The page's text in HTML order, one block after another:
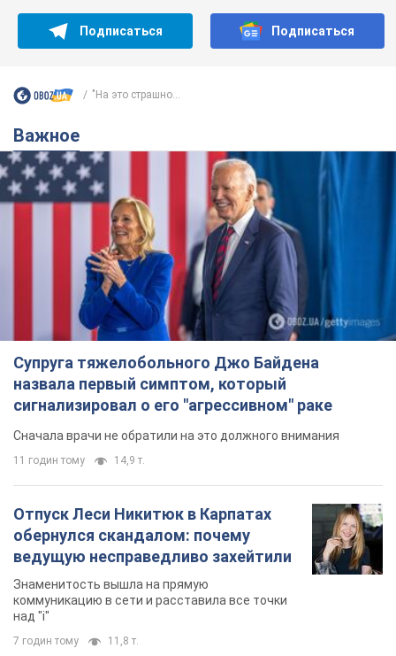
Супруга тяжелобольного Джо Байдена
назвала первый симптом, который
сигнализировал о его "агрессивном" раке
Сначала врачи не обратили на это должного внимания
11 годин тому 14,9 т.
Отпуск Леси Никитюк в Карпатах
обернулся скандалом: почему
ведущую несправедливо захейтили
Знаменитость вышла на прямую
над "i"
7 годин тому 11,8 т.
Не только из-за зарплаты: почему
украинцы не спешат соглашаться на
вакансии
Чего больше всего не хватает на рынке труда
9 годин тому